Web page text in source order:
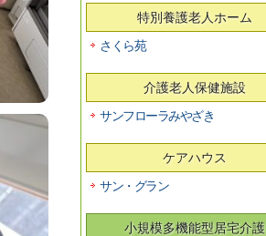
特別養護老人ホーム
さくら苑
介護老人保健施設
サンフローラみやざき
ケアハウス
サン・グラン
小規模多機能型居宅介護